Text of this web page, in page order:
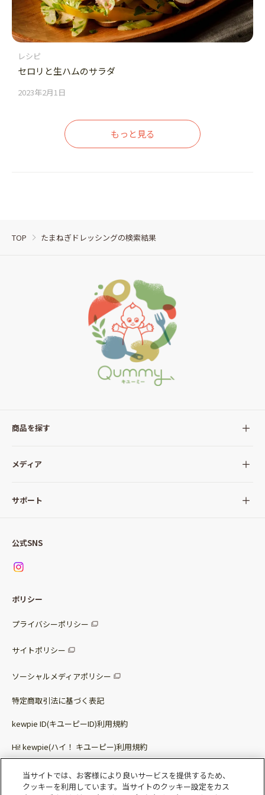
レシピ
セロリと生ハムのサラダ
2023年2月1日
もっと見る
TOP たまねぎドレッシングの検索結果
商品を探す
全ての商品
サラダ
パッケージサラダ
惣菜サラダ
調味料
ベビー・幼児食
その他（カレーなど）
メディア
Qummy(キユーミー)について
サポート
お問い合わせ
公式SNS
ポリシー
プライバシーポリシー
サイトポリシー
ソーシャルメディアポリシー
特定商取引法に基づく表記
kewpie ID(キユーピーID)利用規約
Hi! kewpie(ハイ！ キユーピー)利用規約
Qummy(キユーミー)利用規約​
当サイトでは、お客様により良いサービスを提供するため、
クッキーを利用しています。当サイトのクッキー設定をカス